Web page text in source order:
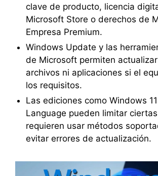
clave de producto, licencia
Microsoft Store o derechos de
Empresa Premium.
Windows Update y las
de Microsoft permiten
archivos ni aplicaciones si el
los requisitos.
Las ediciones como Windows
Language pueden limitar
requieren usar métodos
evitar errores de actualización.